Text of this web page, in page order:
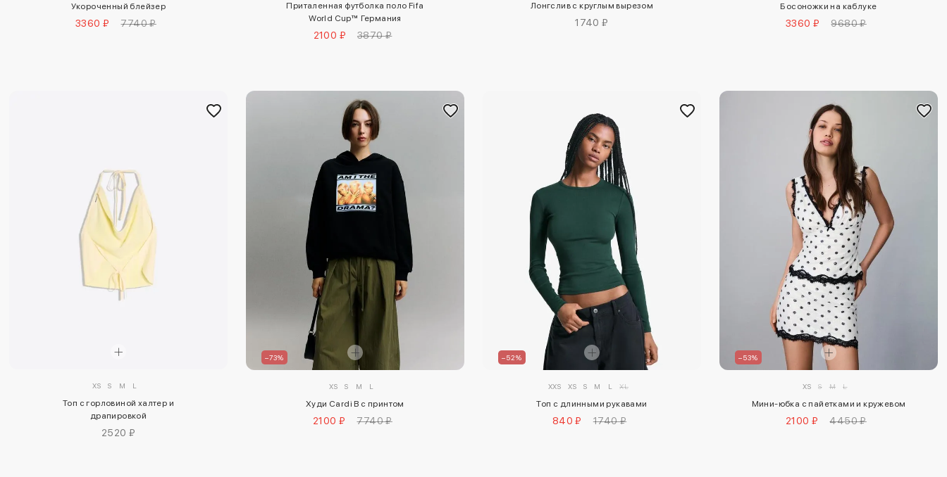
Укороченный блейзер
3360 ₽ 7740 ₽
Приталенная футболка поло Fifa
World Cup™ Германия
2100 ₽ 3870 ₽
Лонгслив с круглым вырезом
1740 ₽
Босоножки на каблуке
3360 ₽ 9680 ₽
XS S M L
Топ с горловиной халтер и
драпировкой
2520 ₽
–73%
XS S M L
Худи Cardi B с принтом
2100 ₽ 7740 ₽
–52%
XXS XS S M L XL
Топ с длинными рукавами
840 ₽ 1740 ₽
–53%
XS S M L
Мини-юбка с пайетками и кружевом
2100 ₽ 4450 ₽